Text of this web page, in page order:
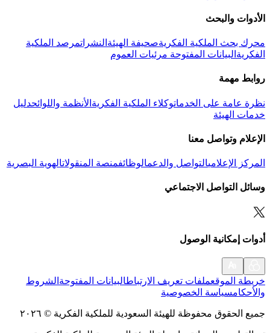
الأدوات والبحث
محرك بحث الملكية الفكريةصحيفة الهيئة النشراتمرصد الملكية
الفكرية البيانات المفتوحة مرئيات العموم
روابط مهمة
نظرة عامة على الخدماتوكلاء الملكية الفكرية الأنظمة واللوائحدليل
خدمات الهيئة
الإعلام وتواصل معنا
المركز الإعلاميالتواصل والدعمالوظائفمنصة المنقولاتالهوية البصرية
وسائل التواصل الاجتماعي
أدوات إمكانية الوصول
خريطة الموقعملفات تعريف الارتباطالبيانات المفتوحة الشروط
والأحكامسياسة الخصوصية
جميع الحقوق محفوظة للهيئة السعودية للملكية الفكرية © ٢٠٢٦